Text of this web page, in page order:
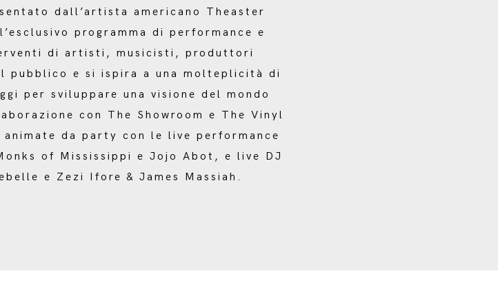
dall’artista americano Theaster
programma di performance e
di artisti, musicisti, produttori
e si ispira a una molteplicità di
per sviluppare una visione del mondo
con The Showroom e The Vinyl
da party con le live performance
of Mississippi e Jojo Abot, e live DJ
e Zezi Ifore & James Massiah.